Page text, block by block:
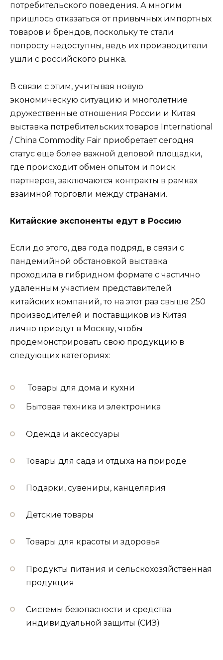
потребительского поведения. А многим
пришлось отказаться от привычных импортных
товаров и брендов, поскольку те стали
попросту недоступны, ведь их производители
ушли с российского рынка.
В связи с этим, учитывая новую
экономическую ситуацию и многолетние
дружественные отношения России и Китая
выставка потребительских товаров International
/ China Commodity Fair приобретает сегодня
статус еще более важной деловой площадки,
где происходит обмен опытом и поиск
партнеров, заключаются контракты в рамках
взаимной торговли между странами.
Китайские экспоненты едут в Россию
Если до этого, два года подряд, в связи с
пандемийной обстановкой выставка
проходила в гибридном формате с частично
удаленным участием представителей
китайских компаний, то на этот раз свыше 250
производителей и поставщиков из Китая
лично приедут в Москву, чтобы
продемонстрировать свою продукцию в
следующих категориях:
Товары для дома и кухни
Бытовая техника и электроника
Одежда и аксессуары
Товары для сада и отдыха на природе
Подарки, сувениры, канцелярия
Детские товары
Товары для красоты и здоровья
Продукты питания и сельскохозяйственная
продукция
Системы безопасности и средства
индивидуальной защиты (СИЗ)